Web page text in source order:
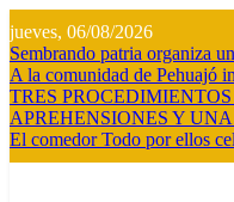
al
contenido
jueves, 06/08/2026
Sembrando patria organiza
A la comunidad de Pehuajó
TRES
APREHENSIONES Y
El comedor Todo por ellos